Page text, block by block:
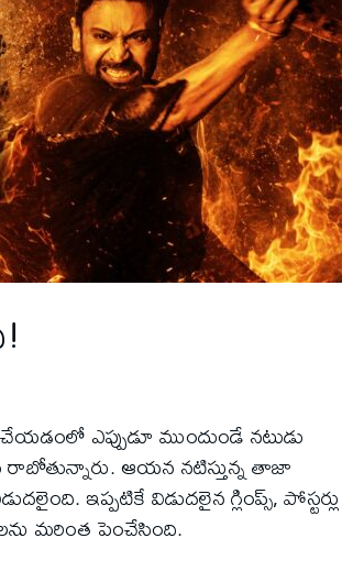
ఎప్పుడూ ముందుండే నటుడు
రాబోతున్నారు. ఆయన నటిస్తున్న తాజా
ఇప్పటికే విడుదలైన గ్లింప్స్, పోస్టర్లు
మరింత పెంచేసింది.